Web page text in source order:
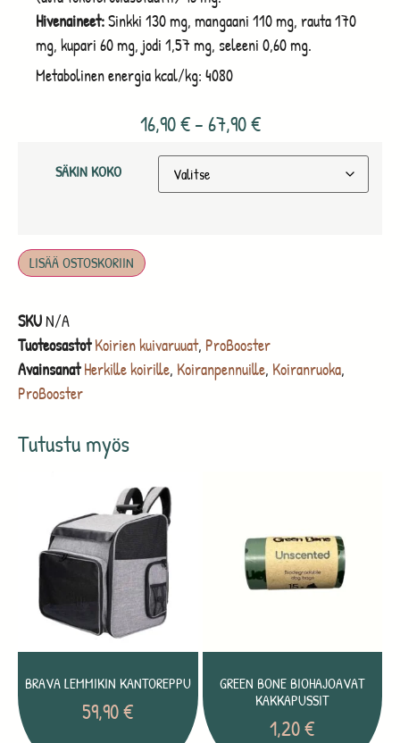
Tutustu myös
BRAVA LEMMIKIN KANTOREPPU
59,90€
GREEN BONE BIOHAJOAVAT
KAKKAPUSSIT
1,20€
Hivenaineet:Sinkki 130 mg, mangaani 110 mg, rauta 170
mg, kupari 60 mg, jodi 1,57 mg, seleeni 0,60 mg.
Metabolinen energia kcal/kg: 4080
16,90€ –67,90€
SÄKIN KOKO
LISÄÄ OSTOSKORIIN
SKUN/A
Tuoteosastot Koirien kuivaruuat, ProBooster
Avainsanat Herkille koirille, Koiranpennuille, Koiranruoka,
ProBooster